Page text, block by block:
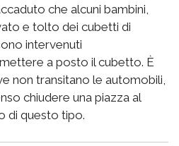
che alcuni bambini,
e tolto dei cubetti di
intervenuti
a posto il cubetto. È
non transitano le automobili,
chiudere una piazza al
di questo tipo.